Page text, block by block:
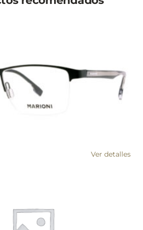
Ver detalles